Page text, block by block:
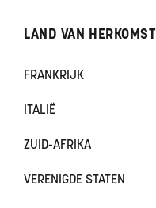
LAND VAN HERKOMST
FRANKRIJK
ITALIË
ZUID-AFRIKA
VERENIGDE STATEN